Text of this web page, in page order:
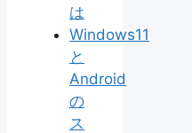
は
Windows11
と
Android
の
ス